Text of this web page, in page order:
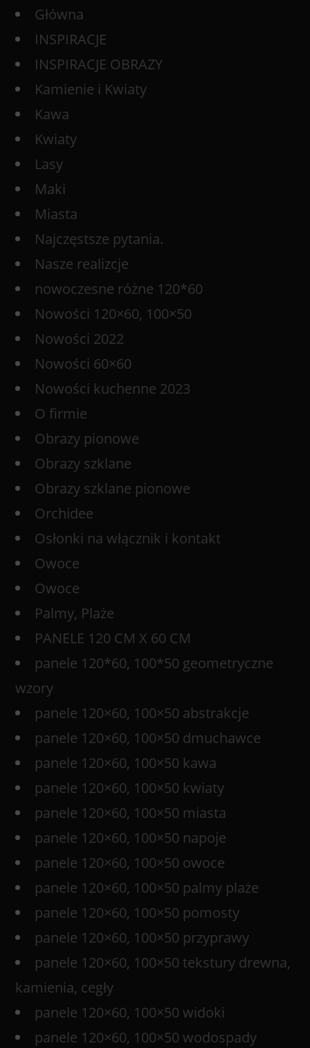
Główna
INSPIRACJE
INSPIRACJE OBRAZY
Kamienie i Kwiaty
Kawa
Kwiaty
Lasy
Maki
Miasta
Najczęstsze pytania.
Nasze realizcje
nowoczesne różne 120*60
Nowości 120×60, 100×50
Nowości 2022
Nowości 60×60
Nowości kuchenne 2023
O firmie
Obrazy pionowe
Obrazy szklane
Obrazy szklane pionowe
Orchidee
Osłonki na włącznik i kontakt
Owoce
Owoce
Palmy, Plaże
PANELE 120 CM X 60 CM
panele 120*60, 100*50 geometryczne
wzory
panele 120×60, 100×50 abstrakcje
panele 120×60, 100×50 dmuchawce
panele 120×60, 100×50 kawa
panele 120×60, 100×50 kwiaty
panele 120×60, 100×50 miasta
panele 120×60, 100×50 napoje
panele 120×60, 100×50 owoce
panele 120×60, 100×50 palmy plaże
panele 120×60, 100×50 pomosty
panele 120×60, 100×50 przyprawy
panele 120×60, 100×50 tekstury drewna,
kamienia, cegły
panele 120×60, 100×50 widoki
panele 120×60, 100×50 wodospady